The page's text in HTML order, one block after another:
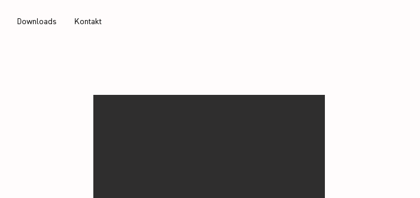
Downloads Kontakt